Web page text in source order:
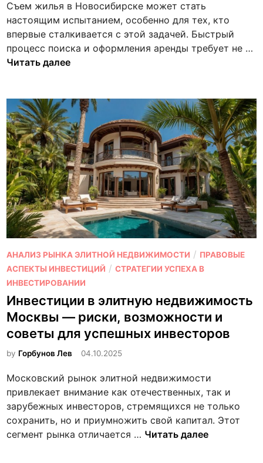
ы
п
о
п
с
к
у
т
о
р
о
д
?
с
к
у
и
а
л
ь
н
о
й
к
в
а
р
т
и
р
ы
л
я
а
р
н
д
ы
в
а
н
о
в
Съем жилья в Новосибирске может стать
настоящим испытанием, особенно для тех, кто
впервые сталкивается с этой задачей. Быстрый
процесс поиска и оформления аренды требует не …
ы
с
т
р
о
с
н
я
т
ь
Читать далее
О
п
у
б
л
и
к
о
а
н
о
в
АНАЛИЗ РЫНКА ЭЛИТНОЙ НЕДВИЖИМОСТИ / ПРАВОВЫЕ
АСПЕКТЫ ИНВЕСТИЦИЙ /СТРАТЕГИИ УСПЕХА В
ИНВЕСТИРОВАНИИ
Инвестиции в элитную недвижимость
Москвы — риски, возможности и
советы для успешных инвесторов
by Горбунов Лев 04.10.2025
Московский рынок элитной недвижимости
привлекает внимание как отечественных, так и
зарубежных инвесторов, стремящихся не только
сохранить, но и приумножить свой капитал. Этот
сегмент рынка отличается … И
Читать далее